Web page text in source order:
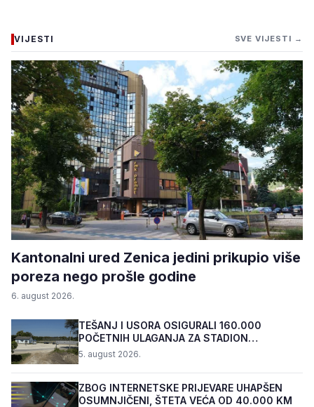
VIJESTI SVE VIJESTI →
Kantonalni ured Zenica jedini prikupio više
poreza nego prošle godine
6. august 2026.
TEŠANJ I USORA OSIGURALI 160.000
POČETNIH ULAGANJA ZA STADION
„TOPOLIK“
5. august 2026.
ZBOG INTERNETSKE PRIJEVARE UHAPŠEN
OSUMNJIČENI, ŠTETA VEĆA OD 40.000 KM